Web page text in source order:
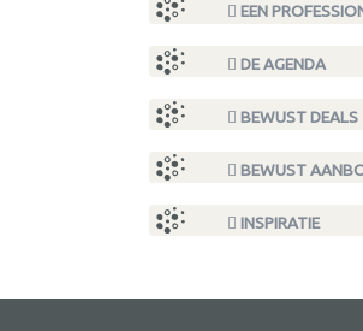
EEN
DE AGENDA
BEWUST DEALS
BEWUST
INSPIRATIE